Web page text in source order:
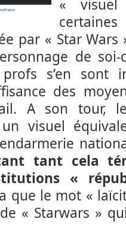
« visuel
par « Star
de
s’en sont
des
A son tour,
visuel
tant cela
«
que le mot «
« Starwars »